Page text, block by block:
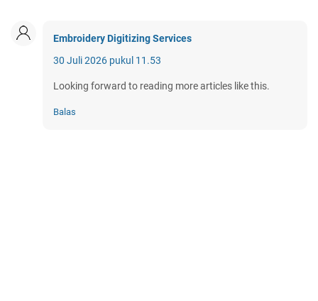
Embroidery Digitizing Services
30 Juli 2026 pukul 11.53
Looking forward to reading more articles like this.
Balas